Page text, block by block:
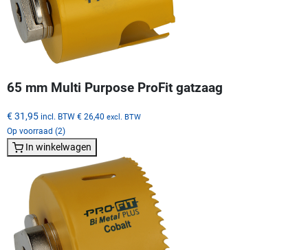
65 mm Multi Purpose ProFit gatzaag
€ 31,95 incl. BTW € 26,40 excl. BTW
Op voorraad (2)
In winkelwagen